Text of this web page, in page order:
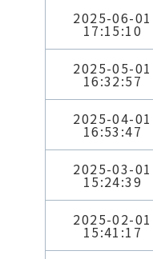
2025-06-01
17:15:10
2025-05-01
16:32:57
2025-04-01
16:53:47
2025-03-01
15:24:39
2025-02-01
15:41:17